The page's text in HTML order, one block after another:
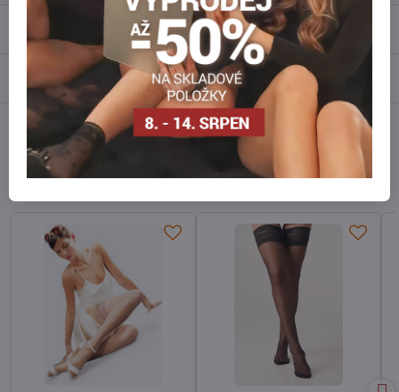
Recenze
Diskuse 0
FacebookTwitterBlueskyPinterestReddit WhatsApp
Alternativní produkty